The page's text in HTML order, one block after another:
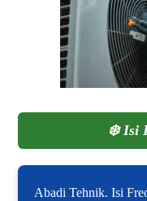
❄️Isi
Abadi Tehnik. Isi